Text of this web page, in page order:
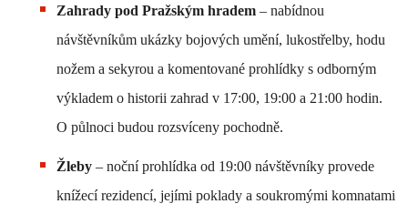
Zahrady pod Pražským hradem – nabídnou
návštěvníkům ukázky bojových umění, lukostřelby, hodu
nožem a sekyrou a komentované prohlídky s odborným
výkladem o historii zahrad v 17:00, 19:00 a 21:00 hodin.
O půlnoci budou rozsvíceny pochodně.
Žleby – noční prohlídka od 19:00 návštěvníky provede
knížecí rezidencí, jejími poklady a soukromými komnatami